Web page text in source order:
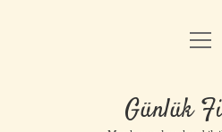
Anasayfa
Günlük